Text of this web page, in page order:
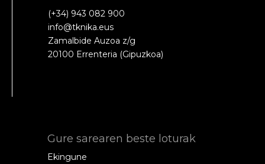
(+34) 943 082 900
info@tknika.eus
Zamalbide Auzoa z/g
20100 Errenteria (Gipuzkoa)
Gure sarearen beste loturak
Ekingune